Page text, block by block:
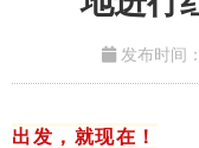
发布时间
出发，就现在！